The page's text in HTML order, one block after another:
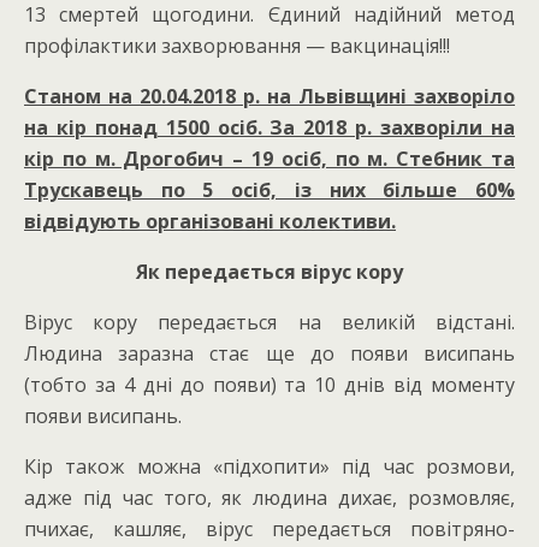
13 смертей щогодини. Єдиний надійний метод
профілактики захворювання — вакцинація!!!
Станом на 20.04.2018 р. на Львівщині захворіло
на кір понад 1500 осіб. За 2018 р. захворіли на
кір по м. Дрогобич – 19 осіб, по м. Стебник та
Трускавець по 5 осіб, із них більше 60%
відвідують організовані колективи.
Як передається вірус кору
Вірус кору передається на великій відстані.
Людина заразна стає ще до появи висипань
(тобто за 4 дні до появи) та 10 днів від моменту
появи висипань.
Кір також можна «підхопити» під час розмови,
адже під час того, як людина дихає, розмовляє,
пчихає, кашляє, вірус передається повітряно-